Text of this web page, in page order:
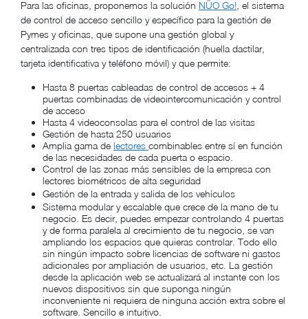
Para las oficinas, proponemos la solución NÜO Go! , el sistema
de control de acceso sencillo y específico para la gestión de
Pymes y oficinas, que supone una gestión global y
centralizada con tres tipos de identificación (huella dactilar,
tarjeta identificativa y teléfono móvil) y que permite:
Hasta 8 puertas cableadas de control de accesos + 4
puertas combinadas de videointercomunicación y control
de acceso
Hasta 4 videoconsolas para el control de las visitas
Gestión de hasta 250 usuarios
Amplia gama de lectores combinables entre sí en función
de las necesidades de cada puerta o espacio.
Control de las zonas más sensibles de la empresa con
lectores biométricos de alta seguridad
Gestión de la entrada y salida de los vehículos
Sistema modular y escalable que crece de la mano de tu
negocio. Es decir, puedes empezar controlando 4 puertas
y de forma paralela al crecimiento de tu negocio, se van
ampliando los espacios que quieras controlar. Todo ello
sin ningún impacto sobre licencias de software ni gastos
adicionales por ampliación de usuarios, etc. La gestión
desde la aplicación web se actualizará al instante con los
nuevos dispositivos sin que suponga ningún
inconveniente ni requiera de ninguna acción extra sobre el
software. Sencillo e intuitivo.